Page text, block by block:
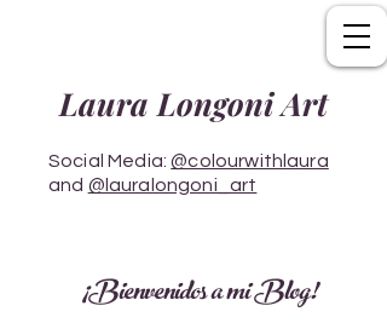
Laura Longoni Art
Social Media:@colourwithlaura
and @lauralongoni_art
¡Bienvenidos a mi Blog!